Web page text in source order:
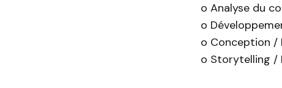
o Analyse du
o
o Conception /
o Storytelling /